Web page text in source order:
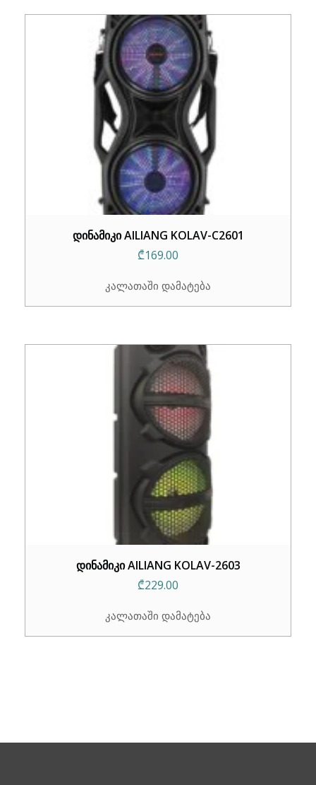
დინამიკი AILIANG KOLAV-C2601
₾169.00
კალათაში დამატება
დინამიკი AILIANG KOLAV-2603
₾229.00
კალათაში დამატება